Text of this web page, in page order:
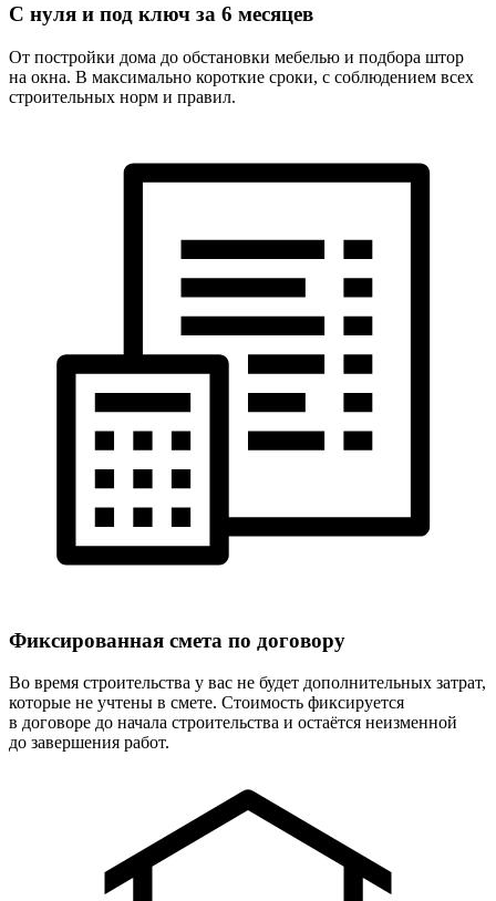
С нуля и под ключ за 6 месяцев
От постройки дома до обстановки мебелью и подбора штор
на окна. В максимально короткие сроки, с соблюдением всех
строительных норм и правил.
Фиксированная смета по договору
Во время строительства у вас не будет дополнительных затрат,
которые не учтены в смете. Стоимость фиксируется
в договоре до начала строительства и остаётся неизменной
до завершения работ.